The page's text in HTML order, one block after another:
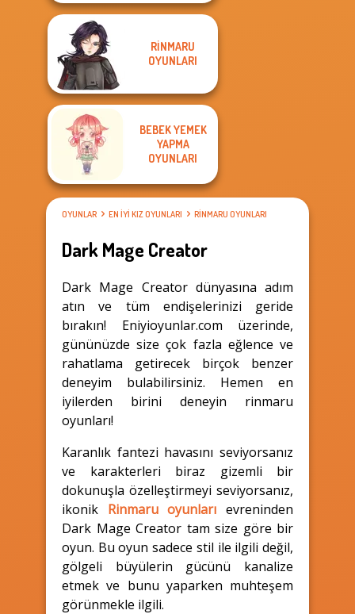
RINMARU
OYUNLARI
BEBEK YEMEK
YAPMA
OYUNLARI
OYUNLAR EN IYI KIZ OYUNLARI RINMARU OYUNLARI
Dark Mage Creator
Dark Mage Creator dünyasına adım
atın ve tüm endişelerinizi geride
bırakın! Eniyioyunlar.com üzerinde,
gününüzde size çok fazla eğlence ve
rahatlama getirecek birçok benzer
deneyim bulabilirsiniz. Hemen en
iyilerden birini deneyin rinmaru
oyunları!
Karanlık fantezi havasını seviyorsanız
ve karakterleri biraz gizemli bir
dokunuşla özelleştirmeyi seviyorsanız,
ikonik Rinmaru oyunları evreninden
Dark Mage Creator tam size göre bir
oyun. Bu oyun sadece stil ile ilgili değil,
gölgeli büyülerin gücünü kanalize
etmek ve bunu yaparken muhteşem
görünmekle ilgili.